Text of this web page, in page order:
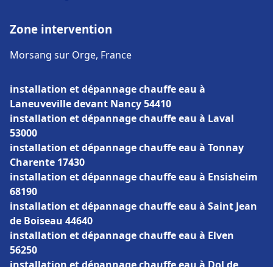
Zone intervention
Morsang sur Orge, France
installation et dépannage chauffe eau à
Laneuveville devant Nancy 54410
installation et dépannage chauffe eau à Laval
53000
installation et dépannage chauffe eau à Tonnay
Charente 17430
installation et dépannage chauffe eau à Ensisheim
68190
installation et dépannage chauffe eau à Saint Jean
de Boiseau 44640
installation et dépannage chauffe eau à Elven
56250